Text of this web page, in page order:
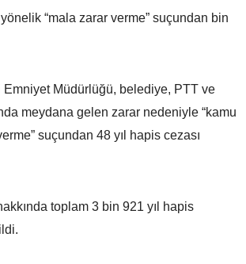
“mala zarar verme” suçundan bin
Emniyet Müdürlüğü, belediye, PTT ve
meydana gelen zarar nedeniyle “kamu
suçundan 48 yıl hapis cezası
toplam 3 bin 921 yıl hapis